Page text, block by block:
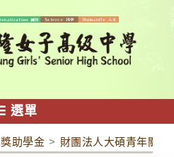
選單
獎助學金 > 財團法人大碩青年關